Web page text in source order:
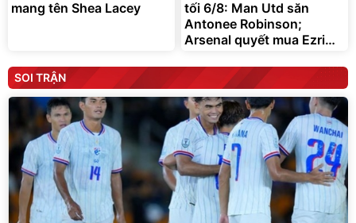
mang tên Shea Lacey
tối 6/8: Man Utd săn
Antonee Robinson;
Arsenal quyết mua Ezri
SOI TRẬN